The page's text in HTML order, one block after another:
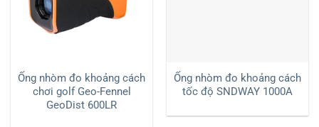
Ống nhòm đo khoảng cách
chơi golf Geo-Fennel
GeoDist 600LR
Ống nhòm đo khoảng cách
tốc độ SNDWAY 1000A